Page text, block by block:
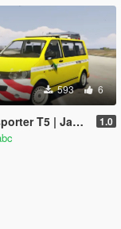
593 6
Paintjob 道路パトロールカー 1.0